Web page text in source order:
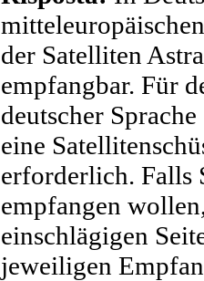
der Satelliten
empfangbar. Für
deutscher
eine
erforderlich. Falls
empfangen
einschlägigen
jeweiligen